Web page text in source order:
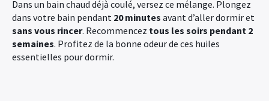
Dans un bain chaud déjà coulé, versez ce mélange. Plongez
dans votre bain pendant 20 minutes avant d’aller dormir et
sans vous rincer. Recommencez tous les soirs pendant 2
semaines. Profitez de la bonne odeur de ces huiles
essentielles pour dormir.